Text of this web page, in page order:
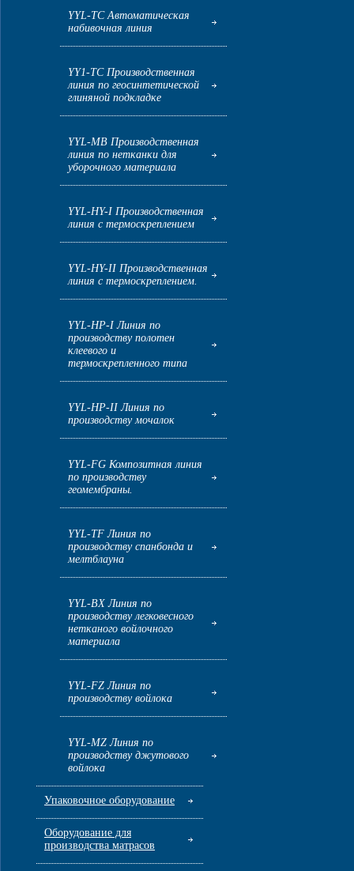
YYL-TC Автоматическая
набивочная линия
YY1-ТС Производственная
линия по геосинтетической
глиняной подкладке
YYL-MB Производственная
линия по нетканки для
уборочного материала
YYL-HY-I Производственная
линия с термоскреплением
YYL-HY-II Производственная
линия с термоскреплением.
YYL-HP-I Линия по
производству полотен
клеевого и
термоскрепленного типа
YYL-HP-II Линия по
производству мочалок
YYL-FG Композитная линия
по производству
геомембраны.
YYL-TF Линия по
производству спанбонда и
мелтблауна
YYL-BX Линия по
производству легковесного
нетканого войлочного
материала
YYL-FZ Линия по
производству войлока
YYL-MZ Линия по
производству джутового
войлока
Упаковочное оборудование
Оборудование для
производства матрасов